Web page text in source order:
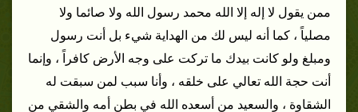
ممن يقول لا إله إلا الله محمد رسول الله ولا صائما ولا
مصلياً ، كما أنه ليس لك من الهداية شيء بل أنت رسول
ومبلغ ولو كانت بيدك ما تركت على وجه الأرض كافراً ، وإنما
أنت حجة الله تعالي على خلقه ، وأنا سبب لمن سبقت له
الشقاوة ، والسعيد من أسعده الله في بطن أمه والشقي من